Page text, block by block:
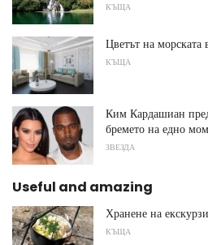
КЪЩА
Цветът на морската
КЪЩА
Ким Кардашиан
бремето на едно
ЗВЕЗДА
Useful and amazing
Хранене на
КЪЩА